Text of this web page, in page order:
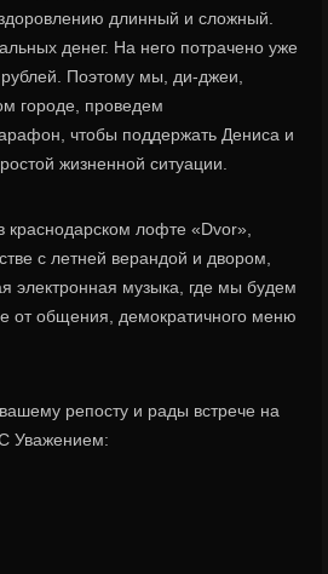
длинный и сложный.
денег. На него потрачено уже
Поэтому мы, ди-джеи,
городе, проведем
чтобы поддержать Дениса и
жизненной ситуации.
краснодарском лофте «Dvor»,
с летней верандой и двором,
электронная музыка, где мы будем
от общения, демократичного меню
репосту и рады встрече на
Уважением: